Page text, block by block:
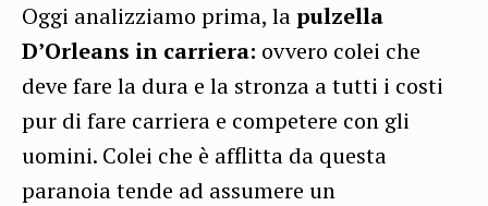
Oggi analizziamo prima, lapulzella
D’Orleans in carriera: ovvero colei che
deve fare la dura e la stronza a tutti i costi
pur di fare carriera e competere con gli
uomini. Colei che è afflitta da questa
paranoia tende ad assumere un